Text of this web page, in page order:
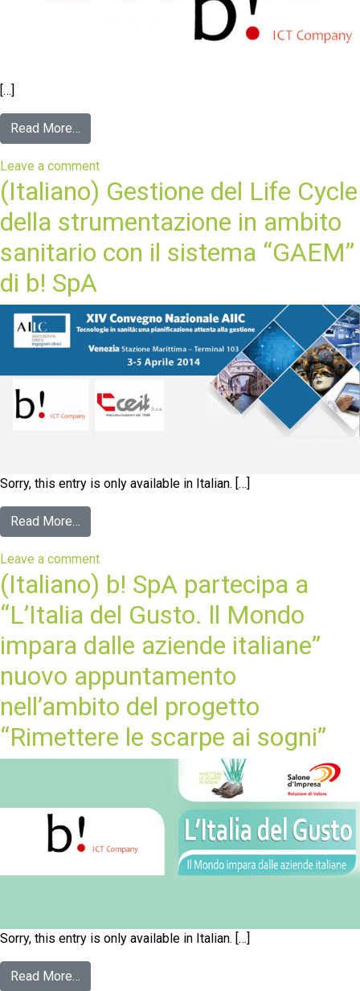
[…]
Read More…
Leave a comment
(Italiano) Gestione del Life Cycle
della strumentazione in ambito
sanitario con il sistema “GAEM”
di b! SpA
Sorry, this entry is only available in Italian. […]
Read More…
Leave a comment
(Italiano) b! SpA partecipa a
“L’Italia del Gusto. ll Mondo
impara dalle aziende italiane”
nuovo appuntamento
nell’ambito del progetto
“Rimettere le scarpe ai sogni”
Sorry, this entry is only available in Italian. […]
Read More…